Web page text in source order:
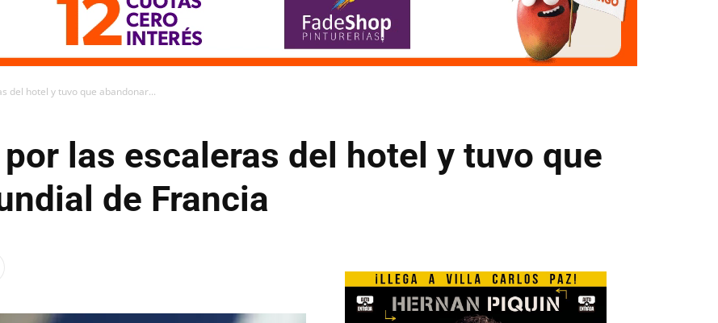
del hotel y tuvo que abandonar...
las escaleras del hotel y tuvo que
de Francia